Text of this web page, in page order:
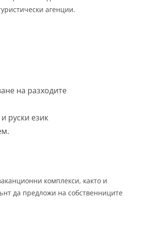
агенции.
на разходите
руски език
комплекси, както и
да предложи на собственниците